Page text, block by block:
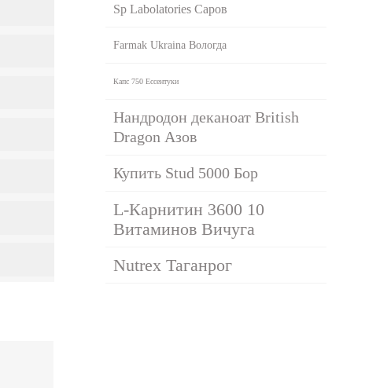
Sp Labolatories Саров
Farmak Ukraina Вологда
Капс 750 Ессентуки
Нандродон деканоат British
Dragon Азов
Купить Stud 5000 Бор
L-Карнитин 3600 10
Витаминов Вичуга
Nutrex Таганрог